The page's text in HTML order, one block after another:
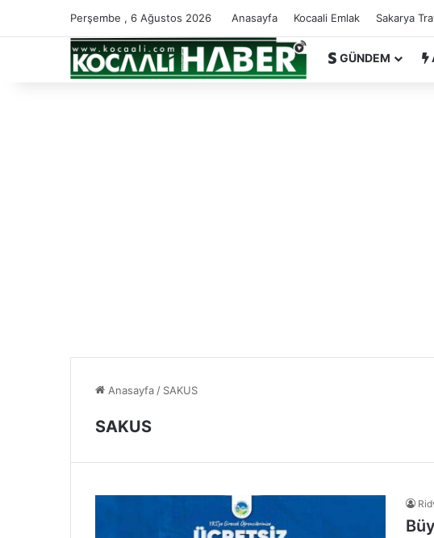
Perşembe , 6 Ağustos 2026 Anasayfa Kocaali Emlak Sakarya
GÜNDEM
Anasayfa / SAKUS
SAKUS